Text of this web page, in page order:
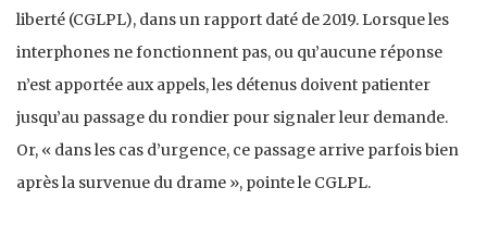
liberté (CGLPL), dans un rapport daté de 2019. Lorsque les
interphones ne fonctionnent pas, ou qu’aucune réponse
n’est apportée aux appels, les détenus doivent patienter
jusqu’au passage du rondier pour signaler leur demande.
Or, « dans les cas d’urgence, ce passage arrive parfois bien
après la survenue du drame », pointe le CGLPL.